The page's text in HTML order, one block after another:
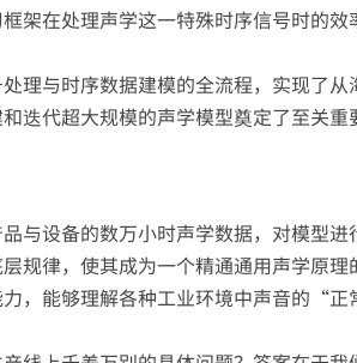
架在处理声学这一特殊时序信号时的
理与时序数据建模的全流程，实现了
迭代超大规模的声学模型奠定了至关重
与设备的数万小时声学数据，对模
规律，使其成为一个精通通用声学原
，能够理解各种工业环境中声音的“